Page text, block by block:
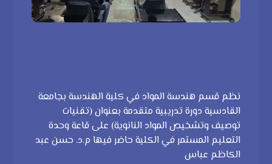
نظم قسم هندسة المواد في كلية الهندسة بجامعة
القادسية دورة تدريبية متقدمة بعنوان (تقنيات
توصيف وتشخيص المواد النانوية) على قاعة وحدة
التعليم المستمر في الكلية حاضر فيها م.د. حسن عبد
الكاظم عباس